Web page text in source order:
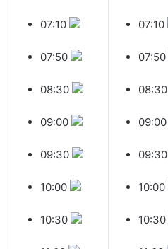
07:10
07:50
08:30
09:00
09:30
10:00
10:30
07:10
07:50
08:30
09:00
09:30
10:00
10:30